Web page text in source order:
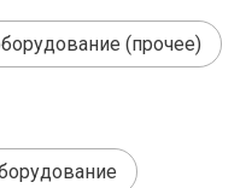
(прочее)